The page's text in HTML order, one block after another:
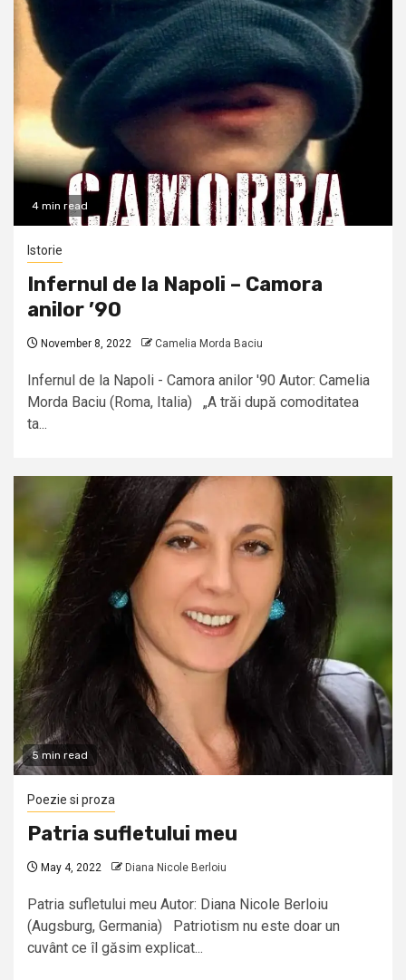
4 min read
Istorie
Infernul de la Napoli – Camora
anilor ’90
November 8, 2022 Camelia Morda Baciu
Infernul de la Napoli - Camora anilor '90 Autor: Camelia
Morda Baciu (Roma, Italia) „A trăi după comoditatea
ta...
5 min read
Poezie si proza
Patria sufletului meu
May 4, 2022 Diana Nicole Berloiu
Patria sufletului meu Autor: Diana Nicole Berloiu
(Augsburg, Germania) Patriotism nu este doar un
cuvânt ce îl găsim explicat...